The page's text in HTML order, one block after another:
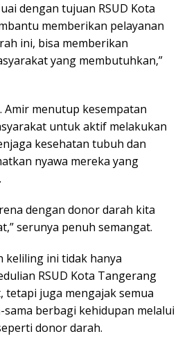
dengan tujuan RSUD Kota
memberikan pelayanan
ini, bisa memberikan
yang membutuhkan,”
Amir menutup kesempatan
untuk aktif melakukan
kesehatan tubuh dan
nyawa mereka yang
dengan donor darah kita
serunya penuh semangat.
keliling ini tidak hanya
RSUD Kota Tangerang
tetapi juga mengajak semua
berbagi kehidupan melalui
donor darah.